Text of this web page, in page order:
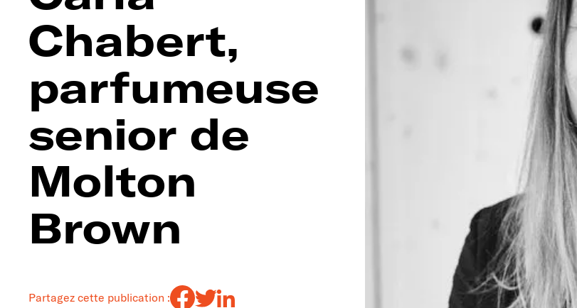
Chabert,
parfumeuse
senior de
Molton
Brown
Partagez cette publication :